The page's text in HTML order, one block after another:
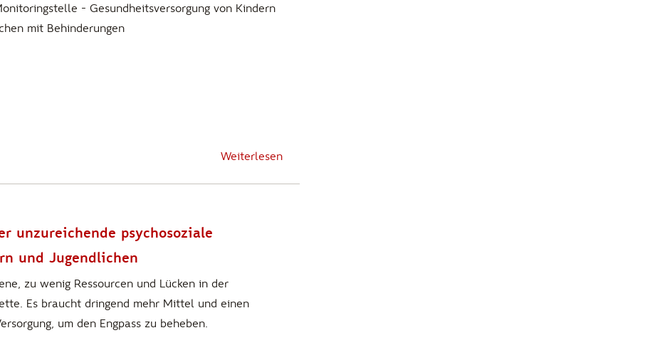
- Gesundheitsversorgung von Kindern
mit Behinderungen
Weiterlesen
unzureichende psychosoziale
und Jugendlichen
zu wenig Ressourcen und Lücken in der
Es braucht dringend mehr Mittel und einen
um den Engpass zu beheben.